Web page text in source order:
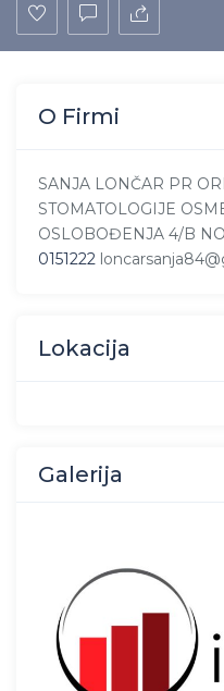
O Firmi
SANJA LONČAR PR
STOMATOLOGIJE
OSLOBOĐENJA 4/B
0151222
Lokacija
Galerija